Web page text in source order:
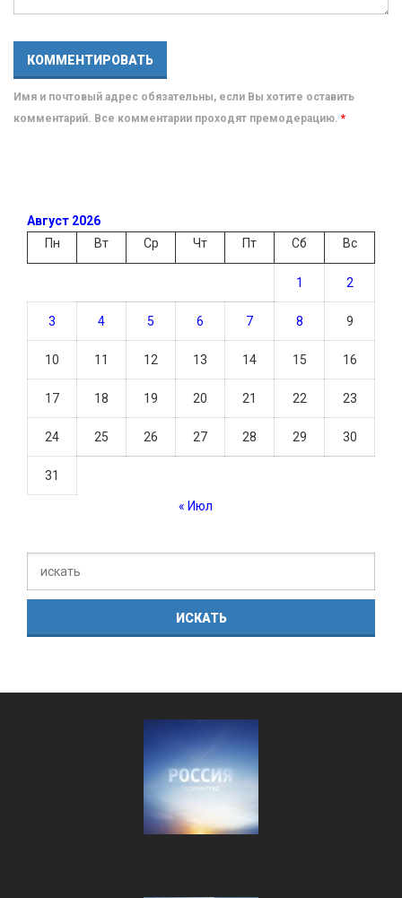
Имя и почтовый адрес обязательны, если Вы хотите оставить
комментарий. Все комментарии проходят премодерацию. *
Август 2026
Пн
Вт Ср Чт Пт Сб Вс
1 2
3 4 5 6 7 8 9
10 11 12 13 14 15 16
17 18 19 20 21 22 23
24 25 26 27 28 29 30
31
« Июл